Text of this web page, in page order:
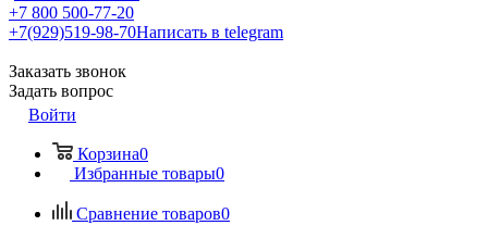
+7 800 500-77-20
+7(929)519-98-70Написать в telegram
Заказать звонок
Задать вопрос
Войти
Корзина0
Избранные товары0
Сравнение товаров0